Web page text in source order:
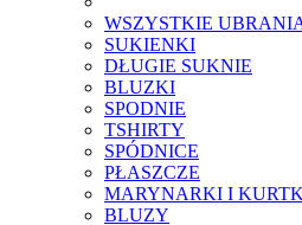
WSZYSTKIE
SUKIENKI
DŁUGIE SUKNIE
BLUZKI
SPODNIE
TSHIRTY
SPÓDNICE
PŁASZCZE
MARYNARKI I
BLUZY